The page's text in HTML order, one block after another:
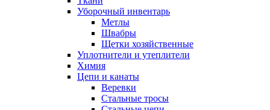
Уборочный инвентарь
Метлы
Швабры
Щетки хозяйственные
Уплотнители и утеплители
Химия
Цепи и канаты
Веревки
Стальные тросы